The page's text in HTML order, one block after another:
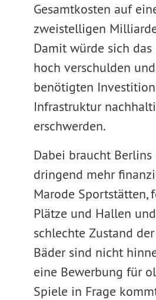
Gesamtkosten auf
zweistelligen
Damit würde sich
hoch verschulden
benötigten
Infrastruktur
erschwerden.
Dabei braucht Berlins
dringend mehr
Marode Sportstätten,
Plätze und Hallen
schlechte Zustand
Bäder sind nicht
eine Bewerbung für
Spiele in Frage